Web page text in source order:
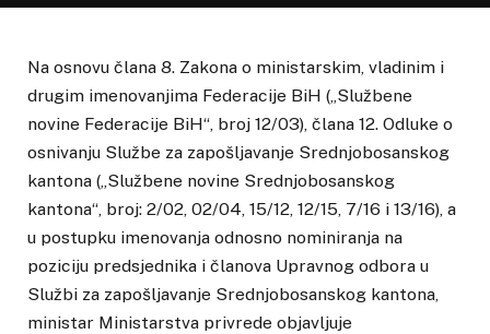
Na osnovu člana 8. Zakona o ministarskim, vladinim i
drugim imenovanjima Federacije BiH („Službene
novine Federacije BiH“, broj 12/03), člana 12. Odluke o
osnivanju Službe za zapošljavanje Srednjobosanskog
kantona („Službene novine Srednjobosanskog
kantona“, broj: 2/02, 02/04, 15/12, 12/15, 7/16 i 13/16), a
u postupku imenovanja odnosno nominiranja na
poziciju predsjednika i članova Upravnog odbora u
Službi za zapošljavanje Srednjobosanskog kantona,
ministar Ministarstva privrede objavljuje